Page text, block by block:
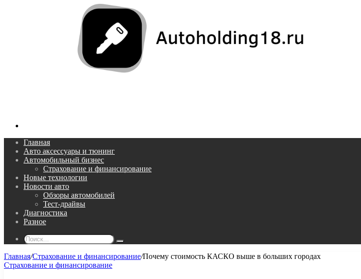
Главная
Авто аксессуары и тюнинг
Автомобильный бизнес
Страхование и финансирование
Новые технологии
Новости авто
Обзоры автомобилей
Тест-драйвы
Диагностика
Разное
Поиск...
Главная/Страхование и финансирование/Почему стоимость КАСКО выше в больших городах
Страхование и финансирование